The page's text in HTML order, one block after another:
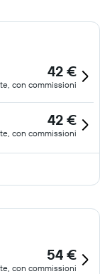
42 €
con commissioni
42 €
con commissioni
54 €
con commissioni